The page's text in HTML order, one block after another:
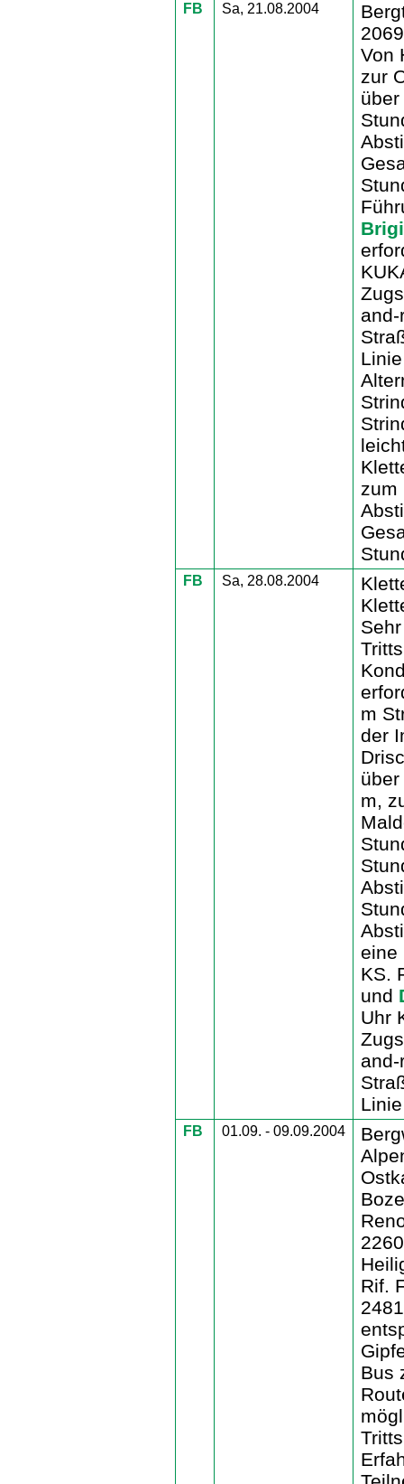
FB Sa, 21.08.2004
Von
zur
zum
FB Sa, 28.08.2004
m
der
m,
eine
KS.
und
Uhr
FB 01.09. - 09.09.2004
Rif.
Bus